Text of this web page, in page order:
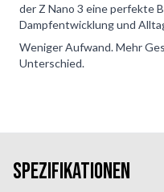
der Z Nano 3 eine perfekte
Dampfentwicklung und
Weniger Aufwand. Mehr
Unterschied.
Spezifikationen